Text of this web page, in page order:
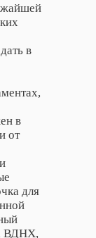
в
в
от
для
ВДНХ,